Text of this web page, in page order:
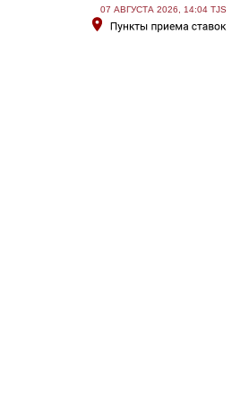
07 АВГУСТА 2026, 14:04 TJS